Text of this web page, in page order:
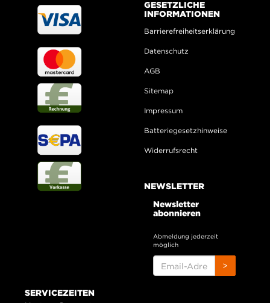
GESETZLICHE
INFORMATIONEN
Barrierefreiheitserklärung
Datenschutz
AGB
Sitemap
Impressum
Batteriegesetzhinweise
Widerrufsrecht
NEWSLETTER
Newsletter
abonnieren
Abmeldung jederzeit
möglich
ADRESSE
>
SERVICEZEITEN